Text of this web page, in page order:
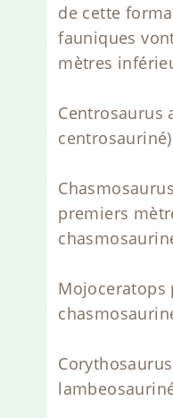
de cette
fauniques
mètres
Centrosaurus
centrosauriné)
premiers
Mojoceratops